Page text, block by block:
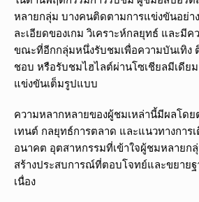
หลายกลุ่ม บางคนติดตามการแข่งขันอย่าง
ละเอียดของเกม วิเคราะห์กลยุทธ์ และมี
ขณะที่อีกกลุ่มหนึ่งรับชมเพื่อความบันเทิง
ชอบ หรือรับชมไฮไลต์ผ่านโซเชียลมีเดีย
แข่งขันเต็มรูปแบบ
ความหลากหลายของผู้ชมเหล่านี้มีผลโด
เทนต์ กลยุทธ์การตลาด และแนวทางการ
อนาคต อุตสาหกรรมที่เข้าใจผู้ชมหลายก
สร้างประสบการณ์ที่ตอบโจทย์และขยาย
เนื่อง